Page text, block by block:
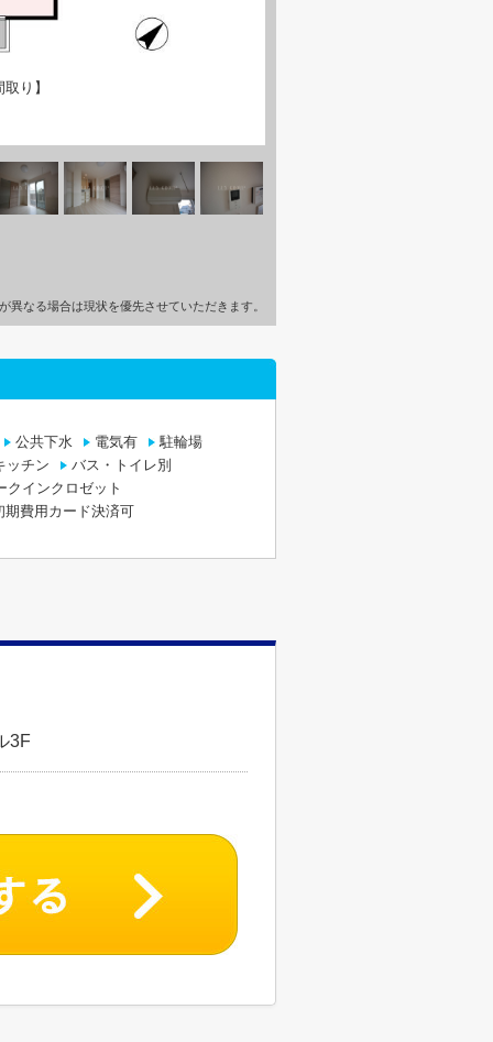
り】
なる場合は現状を優先させていただきます。
公共下水 電気有
駐輪場
ッチン
バス・トイレ別
クインクロゼット
期費用カード決済可
3F